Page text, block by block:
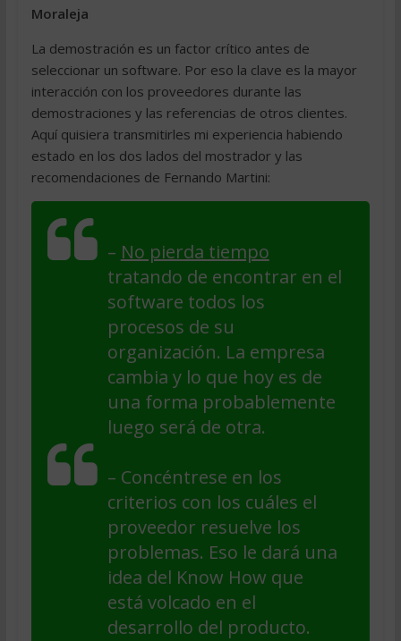
Moraleja
La demostración es un factor crítico antes de
seleccionar un software. Por eso la clave es la mayor
interacción con los proveedores durante las
demostraciones y las referencias de otros clientes.
Aquí quisiera transmitirles mi experiencia habiendo
estado en los dos lados del mostrador y las
recomendaciones de Fernando Martini:
– No pierda tiempo
tratando de encontrar en el
software todos los
procesos de su
organización. La empresa
cambia y lo que hoy es de
una forma probablemente
luego será de otra.
– Concéntrese en los
criterios con los cuáles el
proveedor resuelve los
problemas. Eso le dará una
idea del Know How que
está volcado en el
desarrollo del producto.